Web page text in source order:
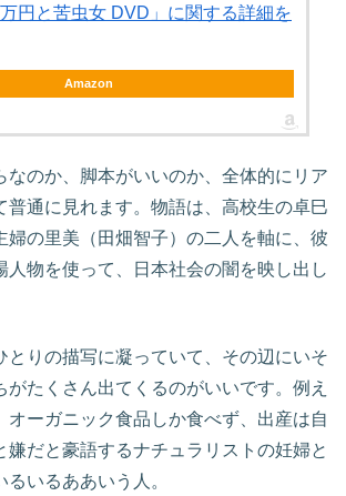
円と苦虫女 DVD」に関する詳細を
Amazon
なのか、脚本がいいのか、全体的にリア
普通に見れます。物語は、高校生の卓巳
婦の里美（田畑智子）の二人を軸に、彼
人物を使って、日本社会の闇を映し出し
とりの描写に凝っていて、その辺にいそ
がたくさん出てくるのがいいです。例え
オーガニック食品しか食べず、出産は自
嫌だと豪語するナチュラリストの妊婦と
いるああいう人。